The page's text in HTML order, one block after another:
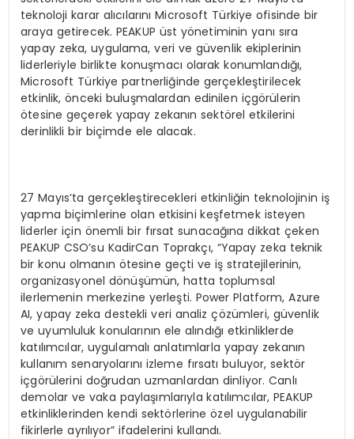
teknoloji karar alıcılarını Microsoft Türkiye ofisinde bir
araya getirecek. PEAKUP üst yönetiminin yanı sıra
yapay zeka, uygulama, veri ve güvenlik ekiplerinin
liderleriyle birlikte konuşmacı olarak konumlandığı,
Microsoft Türkiye partnerliğinde gerçekleştirilecek
etkinlik, önceki buluşmalardan edinilen içgörülerin
ötesine geçerek yapay zekanın sektörel etkilerini
derinlikli bir biçimde ele alacak.
27 Mayıs’ta gerçekleştirecekleri etkinliğin teknolojinin iş
yapma biçimlerine olan etkisini keşfetmek isteyen
liderler için önemli bir fırsat sunacağına dikkat çeken
PEAKUP CSO’su KadirCan Toprakçı, “Yapay zeka teknik
bir konu olmanın ötesine geçti ve iş stratejilerinin,
organizasyonel dönüşümün, hatta toplumsal
ilerlemenin merkezine yerleşti. Power Platform, Azure
AI, yapay zeka destekli veri analiz çözümleri, güvenlik
ve uyumluluk konularının ele alındığı etkinliklerde
katılımcılar, uygulamalı anlatımlarla yapay zekanın
kullanım senaryolarını izleme fırsatı buluyor, sektör
içgörülerini doğrudan uzmanlardan dinliyor. Canlı
demolar ve vaka paylaşımlarıyla katılımcılar, PEAKUP
etkinliklerinden kendi sektörlerine özel uygulanabilir
fikirlerle ayrılıyor” ifadelerini kullandı.